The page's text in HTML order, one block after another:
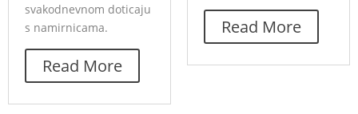
svakodnevnom doticaju
s namirnicama.
Read More
Read More